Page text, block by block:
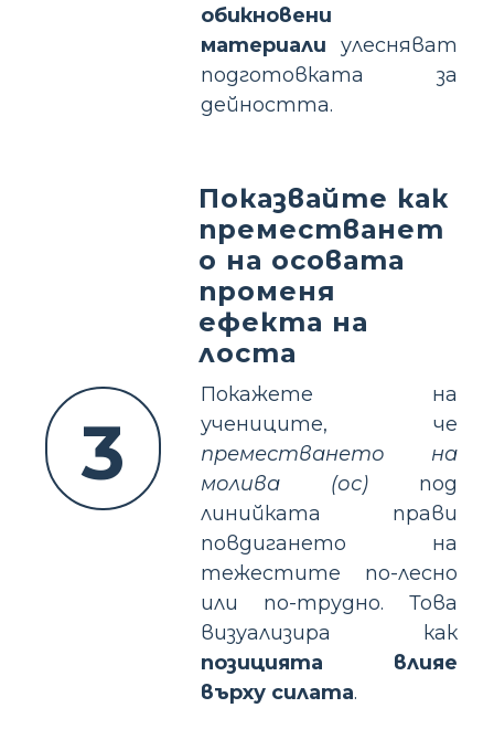
обикновени
материали улесняват
подготовката за
дейността.
3
Показвайте как
преместванет
о на осовата
променя
ефекта на
лоста
Покажете на
учениците, че
преместването на
молива (ос) под
линийката прави
повдигането на
тежестите по-лесно
или по-трудно. Това
визуализира как
позицията влияе
върху силата.